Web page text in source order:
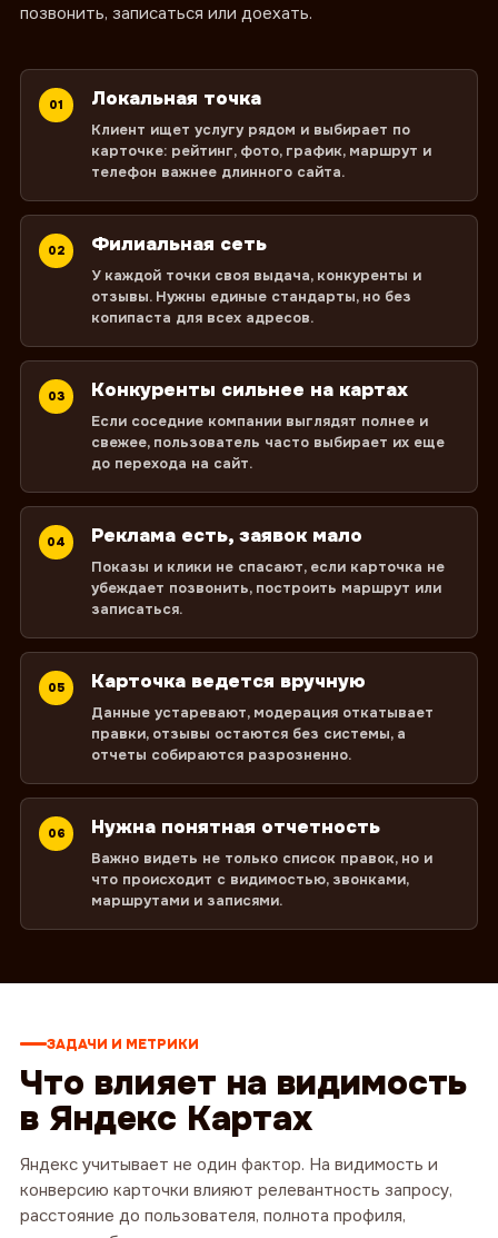
позвонить, записаться или доехать.
01 Локальная точка
Клиент ищет услугу рядом и выбирает по
карточке: рейтинг, фото, график, маршрут и
телефон важнее длинного сайта.
02 Филиальная сеть
У каждой точки своя выдача, конкуренты и
отзывы. Нужны единые стандарты, но без
копипаста для всех адресов.
03 Конкуренты сильнее на картах
Если соседние компании выглядят полнее и
свежее, пользователь часто выбирает их еще
до перехода на сайт.
04 Реклама есть, заявок мало
Показы и клики не спасают, если карточка не
убеждает позвонить, построить маршрут или
записаться.
05 Карточка ведется вручную
Данные устаревают, модерация откатывает
правки, отзывы остаются без системы, а
отчеты собираются разрозненно.
06 Нужна понятная отчетность
Важно видеть не только список правок, но и
что происходит с видимостью, звонками,
маршрутами и записями.
ЗАДАЧИ И МЕТРИКИ
Что влияет на видимость
в Яндекс Картах
Яндекс учитывает не один фактор. На видимость и
конверсию карточки влияют релевантность запросу,
расстояние до пользователя, полнота профиля,